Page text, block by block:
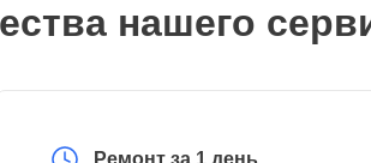
нашего
Ремонт за 1 день